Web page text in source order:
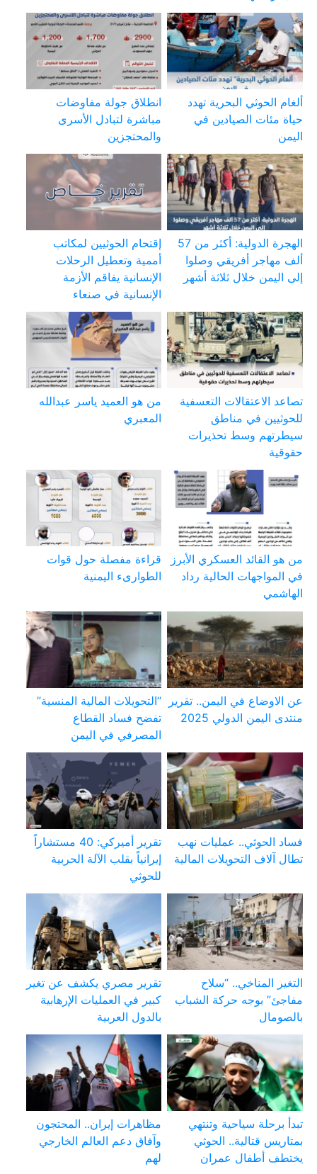
ألغام الحوثي البحرية تهدد
حياة مئات الصيادين في
اليمن
انطلاق جولة مفاوضات
مباشرة لتبادل الأسرى
والمحتجزين
الهجرة الدولية: أكثر من 57
ألف مهاجر أفريقي وصلوا
إلى اليمن خلال ثلاثة أشهر
إقتحام الحوثيين لمكاتب
أممية وتعطيل الرحلات
الإنسانية يفاقم الأزمة
الإنسانية في صنعاء
تصاعد الاعتقالات التعسفية
للحوثيين في مناطق
سيطرتهم وسط تحذيرات
حقوقية
من هو العميد ياسر عبدالله
المعبري
من هو القائد العسكري الأبرز
في المواجهات الحالية رداد
الهاشمي
قراءة مفصلة حول قوات
الطوارىء اليمنية
عن الاوضاع في اليمن.. تقرير
منتدى اليمن الدولي 2025
“التحويلات المالية المنسية”
تفضح فساد القطاع
المصرفي في اليمن
فساد الحوثي.. عمليات نهب
تطال آلاف التحويلات المالية
تقرير أميركي: 40 مستشاراً
إيرانياً بقلب الآلة الحربية
للحوثي
التغير المناخي.. “سلاح
مفاجئ” بوجه حركة الشباب
بالصومال
تقرير مصري يكشف عن تغير
كبير في العمليات الإرهابية
بالدول العربية
تبدأ برحلة سياحية وتنتهي
بمتاريس قتالية.. الحوثي
يختطف أطفال عمران
مظاهرات إيران.. المحتجون
وآفاق دعم العالم الخارجي
لهم